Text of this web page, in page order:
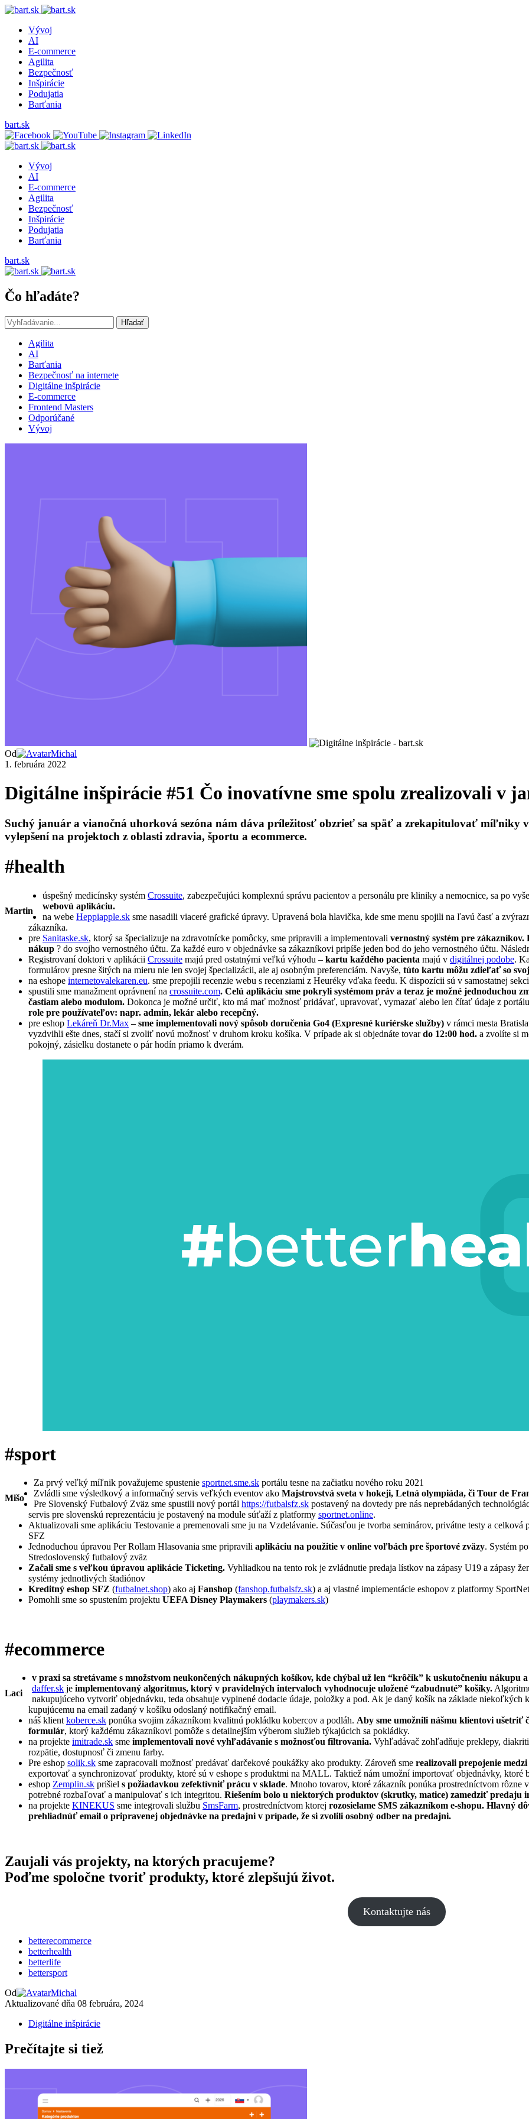
Vývoj
AI
E-commerce
Agilita
Bezpečnosť
Inšpirácie
Podujatia
Barťania
bart.sk
Vývoj
AI
E-commerce
Agilita
Bezpečnosť
Inšpirácie
Podujatia
Barťania
bart.sk
Čo hľadáte?
Hľadať
Agilita
AI
Barťania
Bezpečnosť na internete
Digitálne inšpirácie
E-commerce
Frontend Masters
Odporúčané
Vývoj
Od
Michal
1. februára 2022
Digitálne inšpirácie #51 Čo inovatívne sme spolu zrealizovali v
Suchý január a vianočná uhorková sezóna nám dáva príležitosť obzrieť sa späť a zrekapitulovať míľniky
vylepšení na projektoch z oblasti zdravia, športu a ecommerce.
#health
Martin
úspešný medicínsky systém Crossuite, zabezpečujúci komplexnú správu pacientov a personálu pre kliniky a nemocnice, sa po
webovú aplikáciu.
na webe Heppiapple.sk sme nasadili viaceré grafické úpravy. Upravená bola hlavička, kde sme menu spojili na ľavú časť a
zákazníka.
pre Sanitaske.sk, ktorý sa špecializuje na zdravotnícke pomôcky, sme pripravili a implementovali vernostný systém pre
nákup ? do svojho vernostného účtu. Za každé euro v objednávke sa zákazníkovi pripíše jeden bod do jeho vernostného účtu.
Registrovaní doktori v aplikácii Crossuite majú pred ostatnými veľkú výhodu – kartu každého pacienta majú v digitálnej podobe.
formulárov presne šitých na mieru nie len svojej špecializácii, ale aj osobným preferenciám. Navyše, túto kartu môžu zdieľať so
na eshope internetovalekaren.eu. sme prepojili recenzie webu s recenziami z Heuréky vďaka feedu. K dispozícii sú v samostatnej
spustili sme manažment oprávnení na crossuite.com. Celú aplikáciu sme pokryli systémom práv a teraz je možné jednoduchou
častiam alebo modulom. Dokonca je možné určiť, kto má mať možnosť pridávať, upravovať, vymazať alebo len čítať údaje z
role pre používateľov: napr. admin, lekár alebo recepčný.
pre eshop Lekáreň Dr.Max–sme implementovali nový spôsob doručenia Go4 (Expresné kuriérske služby) v rámci mesta
vyzdvihli ešte dnes, stačí si zvoliť novú možnosť v druhom kroku košíka. V prípade ak si objednáte tovardo 12:00 hod. a zvolíte si
pokojný, zásielku dostanete o pár hodín priamo k dverám.
#sport
Mišo
Za prvý veľký míľnik považujeme spustenie sportnet.sme.sk portálu tesne na začiatku nového roku 2021
Zvládli sme výsledkový a informačný servis veľkých eventov ako Majstrovstvá sveta v hokeji, Letná olympiáda, či Tour de
Pre Slovenský Futbalový Zväz sme spustili nový portál https://futbalsfz.sk postavený na dovtedy pre nás neprebádaných
servis pre slovenskú reprezentáciu je postavený na module súťaží z platformy sportnet.online.
Aktualizovali sme aplikáciu Testovanie a premenovali sme ju na Vzdelávanie. Súčasťou je tvorba seminárov, privátne testy a
SFZ
Jednoduchou úpravou Per Rollam Hlasovania sme pripravili aplikáciu na použitie v online voľbách pre športové zväzy. Systém
Stredoslovenský futbalový zväz
Začali sme s veľkou úpravou aplikácie Ticketing. Vyhliadkou na tento rok je zvládnutie predaja lístkov na zápasy U19 a zápasy
systémy jednotlivých štadiónov
Kreditný eshop SFZ (futbalnet.shop) ako aj Fanshop (fanshop.futbalsfz.sk) a aj vlastné implementácie eshopov z platformy
Pomohli sme so spustením projektu UEFA Disney Playmakers (playmakers.sk)
#ecommerce
Laci
v praxi sa stretávame s množstvom neukončených nákupných košíkov, kde chýbal už len “krôčik” k uskutočneniu nákupu
daffer.sk je implementovaný algoritmus, ktorý v pravidelných intervaloch vyhodnocuje uložené “zabudnuté” košíky.
nakupujúceho vytvoriť objednávku, teda obsahuje vyplnené dodacie údaje, položky a pod. Ak je daný košík na základe
kupujúcemu na email zadaný v košíku odoslaný notifikačný email.
náš klient koberce.sk ponúka svojim zákazníkom kvalitnú pokládku kobercov a podláh. Aby sme umožnili nášmu klientovi ušetriť
formulár, ktorý každému zákazníkovi pomôže s detailnejším výberom služieb týkajúcich sa pokládky.
na projekte imitrade.sk sme implementovali nové vyhľadávanie s možnosťou filtrovania. Vyhľadávač zohľadňuje preklepy,
rozpätie, dostupnosť či zmenu farby.
Pre eshop solik.sk sme zapracovali možnosť predávať darčekové poukážky ako produkty. Zároveň sme realizovali prepojenie
exportovať a synchronizovať produkty, ktoré sú v eshope s produktmi na MALL. Taktiež nám umožní importovať objednávky, ktoré
eshop Zemplin.sk prišiel s požiadavkou zefektívniť prácu v sklade. Mnoho tovarov, ktoré zákazník ponúka prostredníctvom
potrebné rozbaľovať a manipulovať s ich integritou. Riešením bolo u niektorých produktov (skrutky, matice) zamedziť predaju
na projekte KINEKUS sme integrovali službu SmsFarm, prostredníctvom ktorej rozosielame SMS zákazníkom e-shopu. Hlavný
prehliadnúť email o pripravenej objednávke na predajni v prípade, že si zvolili osobný odber na predajni.
Zaujali vás projekty, na ktorých pracujeme?
Poďme spoločne tvoriť produkty, ktoré zlepšujú život.
Kontaktujte nás
betterecommerce
betterhealth
betterlife
bettersport
Od
Michal
Aktualizované dňa 08 februára, 2024
Digitálne inšpirácie
Prečítajte si tiež